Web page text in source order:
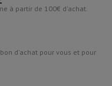
à partir de 100€ d'achat.
d'achat pour vous et pour